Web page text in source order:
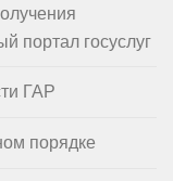
портал госуслуг
ГАР
порядке